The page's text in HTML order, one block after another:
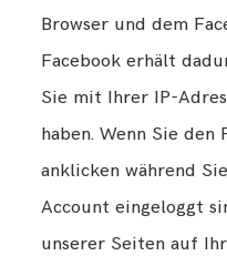
Browser und dem
Facebook erhält
Sie mit Ihrer IP-
haben. Wenn Sie den
anklicken während
Account eingeloggt
unserer Seiten auf